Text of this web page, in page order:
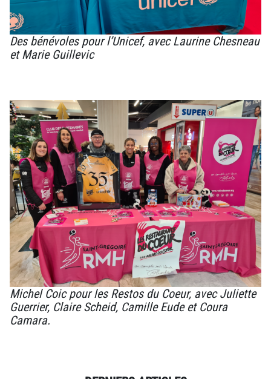
Des bénévoles pour l’Unicef, avec Laurine Chesneau
et Marie Guillevic
Michel Coic pour les Restos du Coeur, avec Juliette
Guerrier, Claire Scheid, Camille Eude et Coura
Camara.